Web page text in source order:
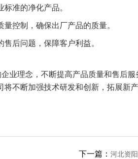
准的净化产品。
控制，确保出厂产品的质量。
后问题，保障客户利益。
业理念，不断提高产品质量和售后服
不断加强技术研发和创新，拓展新
下一篇： 河北资